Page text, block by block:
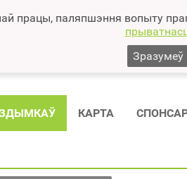
працы, паляпшэння вопыту
Зразумеў
КАРТА